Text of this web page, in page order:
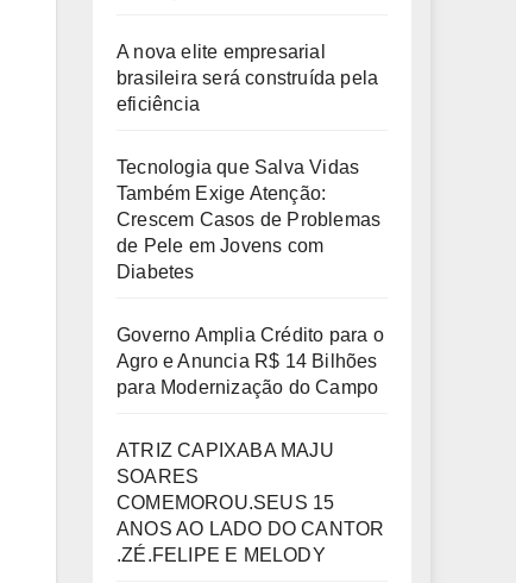
A nova elite empresarial
brasileira será construída pela
eficiência
Tecnologia que Salva Vidas
Também Exige Atenção:
Crescem Casos de Problemas
de Pele em Jovens com
Diabetes
Governo Amplia Crédito para o
Agro e Anuncia R$ 14 Bilhões
para Modernização do Campo
ATRIZ CAPIXABA MAJU
SOARES
COMEMOROU.SEUS 15
ANOS AO LADO DO CANTOR
.ZÉ.FELIPE E MELODY